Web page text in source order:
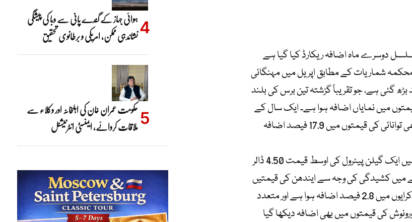
دوسرے ماہ اضافہ ریکارڈ کیا گیا ہے
شماریات کے مطابق اپریل میں مہنگائی
پر 0.6 فیصد جبکہ سالانہ بنیاد پر 3.8 فیصد بڑھ گئی ہے، جو تقریباً گزشتہ تین برس کی بلند
میں نمایاں اضافہ ہوا ہے۔ ایک سال کے
دوران پیٹرول کی قیمتوں میں 28.4 فیصد جبکہ مجموعی توانائی کی قیمتوں میں 17.9 فیصد اضافہ
بین الاقوامی میڈیا رپورٹس کے مطابق فی الحال امریکا میں ایک گیلن پیٹرول کی اوسط قیمت 4.50 ڈالر
میں کشیدگی کی وجہ سے ایندھن کی قیمتیں
بڑھنے کے اثرات دیگر شعبوں پر بھی پڑ رہے ہیں۔ فضائی کرایوں میں 2.8 فیصد اضافہ ہوا ہے اور متعدد
کی قیمتوں میں بھی اضافہ دیکھا گیا
ہوائی جہاز کے گندے پانی سے وبا کی پیشگی
نشاندہی ممکن، امریکی و برطانوی تحقیق
حکومت عمران خان کی اہلِخانہ اور وکلاء سے
ملاقات کروائے، ایمنسٹی انٹرنیشنل